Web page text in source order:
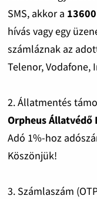
SMS, akkor a 13600
hívás vagy egy
számláznak az
Telenor,
2. Állatmentés
Orpheus Állatvédő
Adó 1%-hoz
Köszönjük!
3. Számlaszám